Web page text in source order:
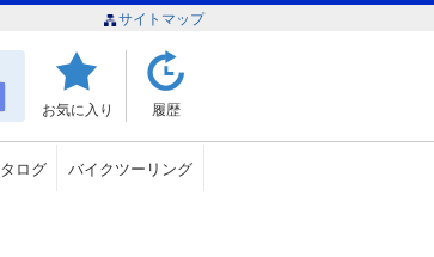
サイトマップ
お気に入り 履歴
ログ バイクツーリング